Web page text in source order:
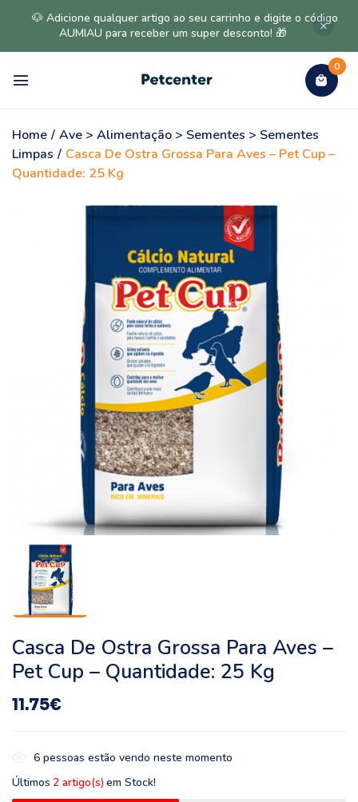
🐶 Adicione qualquer artigo ao seu carrinho e digite o código
AUMIAU para receber um super desconto! 🎁
0
Home / Ave > Alimentação > Sementes > Sementes
Limpas / Casca De Ostra Grossa Para Aves – Pet Cup –
Quantidade: 25 Kg
Casca De Ostra Grossa Para Aves –
Pet Cup – Quantidade: 25 Kg
11.75€
6 pessoas estão vendo neste momento
Últimos 2 artigo(s) em Stock!